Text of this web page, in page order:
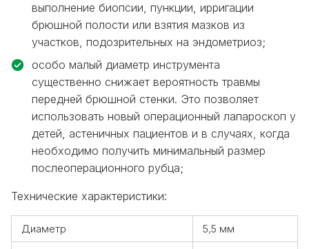
выполнение биопсии, пункции, ирригации
брюшной полости или взятия мазков из
участков, подозрительных на эндометриоз;
особо малый диаметр инструмента
существенно снижает вероятность травмы
передней брюшной стенки. Это позволяет
использовать новый операционный лапароскоп у
детей, астеничных пациентов и в случаях, когда
необходимо получить минимальный размер
послеоперационного рубца;
Технические характеристики:
Диаметр
5,5 мм